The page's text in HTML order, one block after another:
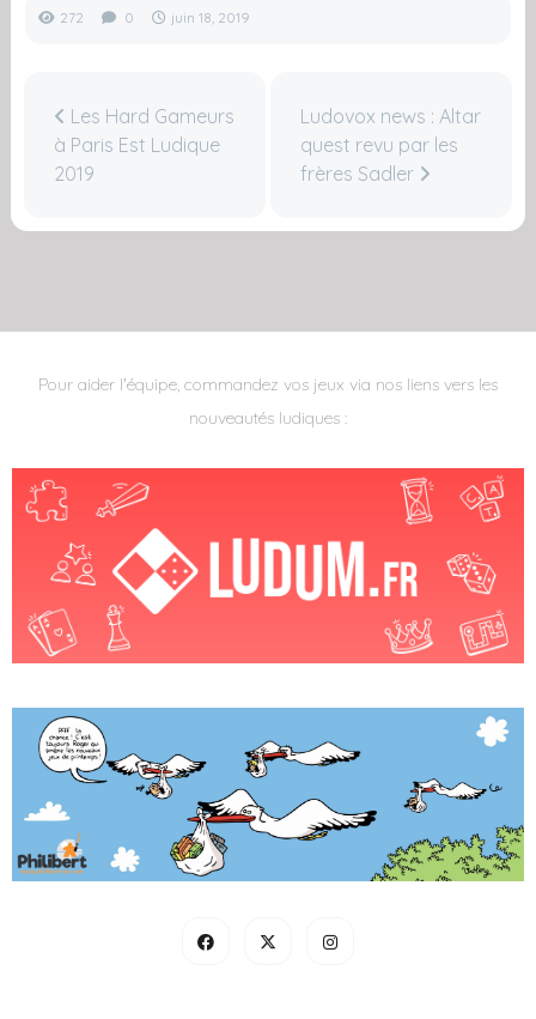
272 0 juin 18, 2019
Les Hard Gameurs
à Paris Est Ludique
2019
Ludovox news : Altar
quest revu par les
frères Sadler
Pour aider l'équipe, commandez vos jeux via nos liens vers les
nouveautés ludiques :